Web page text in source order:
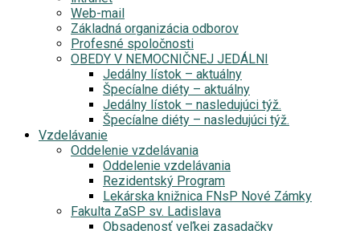
Web-mail
Základná organizácia odborov
Profesné spoločnosti
OBEDY V NEMOCNIČNEJ JEDÁLNI
Jedálny lístok – aktuálny
Špecíalne diéty – aktuálny
Jedálny lístok – nasledujúci týž.
Špecíalne diéty – nasledujúci týž.
Vzdelávanie
Oddelenie vzdelávania
Oddelenie vzdelávania
Rezidentský Program
Lekárska knižnica FNsP Nové Zámky
Fakulta ZaSP sv. Ladislava
Obsadenosť veľkej zasadačky